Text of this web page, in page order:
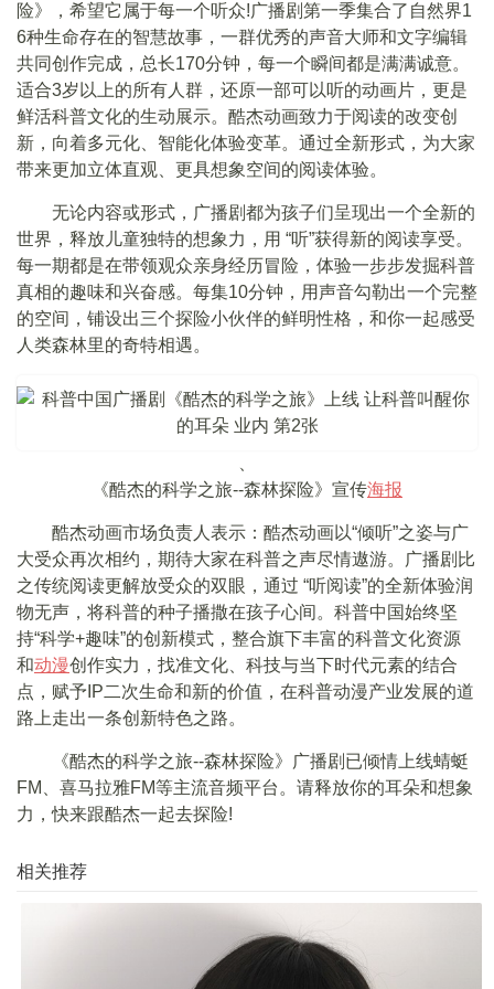
险》，希望它属于每一个听众!广播剧第一季集合了自然界1
6种生命存在的智慧故事，一群优秀的声音大师和文字编辑
共同创作完成，总长170分钟，每一个瞬间都是满满诚意。
适合3岁以上的所有人群，还原一部可以听的动画片，更是
鲜活科普文化的生动展示。酷杰动画致力于阅读的改变创
新，向着多元化、智能化体验变革。通过全新形式，为大家
带来更加立体直观、更具想象空间的阅读体验。
无论内容或形式，广播剧都为孩子们呈现出一个全新的
世界，释放儿童独特的想象力，用 “听”获得新的阅读享受。
每一期都是在带领观众亲身经历冒险，体验一步步发掘科普
真相的趣味和兴奋感。每集10分钟，用声音勾勒出一个完整
的空间，铺设出三个探险小伙伴的鲜明性格，和你一起感受
人类森林里的奇特相遇。
《酷杰的科学之旅--森林探险》宣传海报
酷杰动画市场负责人表示：酷杰动画以“倾听”之姿与广
大受众再次相约，期待大家在科普之声尽情遨游。广播剧比
之传统阅读更解放受众的双眼，通过 “听阅读”的全新体验润
物无声，将科普的种子播撒在孩子心间。科普中国始终坚
持“科学+趣味”的创新模式，整合旗下丰富的科普文化资源
和动漫创作实力，找准文化、科技与当下时代元素的结合
点，赋予IP二次生命和新的价值，在科普动漫产业发展的道
路上走出一条创新特色之路。
《酷杰的科学之旅--森林探险》广播剧已倾情上线蜻蜓
FM、喜马拉雅FM等主流音频平台。请释放你的耳朵和想象
力，快来跟酷杰一起去探险!
相关推荐